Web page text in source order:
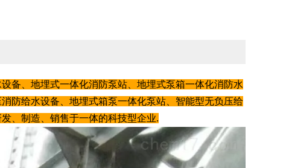
备、地埋式一体化消防泵站、地埋式泵箱一体化消防水
防给水设备、地埋式箱泵一体化泵站、智能型无负压给
、制造、销售于一体的科技型企业.